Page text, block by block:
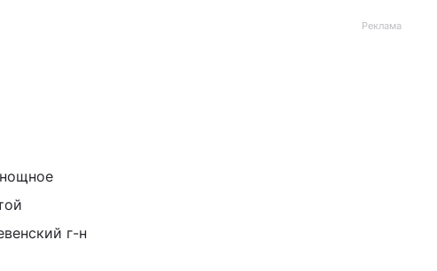
г-н
Реклама